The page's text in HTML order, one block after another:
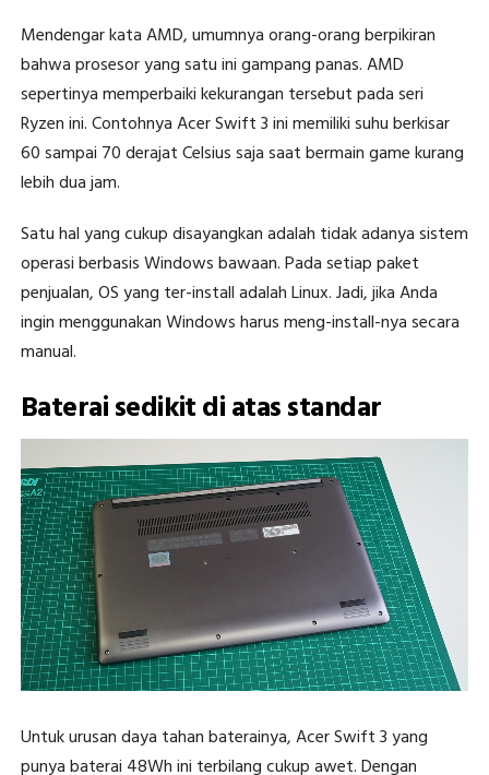
Mendengar kata AMD, umumnya orang-orang berpikiran
bahwa prosesor yang satu ini gampang panas. AMD
sepertinya memperbaiki kekurangan tersebut pada seri
Ryzen ini. Contohnya Acer Swift 3 ini memiliki suhu berkisar
60 sampai 70 derajat Celsius saja saat bermain game kurang
lebih dua jam.
Satu hal yang cukup disayangkan adalah tidak adanya sistem
operasi berbasis Windows bawaan. Pada setiap paket
penjualan, OS yang ter-install adalah Linux. Jadi, jika Anda
ingin menggunakan Windows harus meng-install-nya secara
manual.
Baterai sedikit di atas standar
Untuk urusan daya tahan baterainya, Acer Swift 3 yang
punya baterai 48Wh ini terbilang cukup awet. Dengan